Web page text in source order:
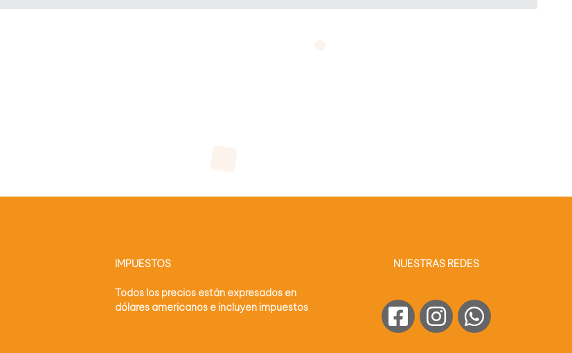
IMPUESTOS
Todos los precios están expresados en
dólares americanos e incluyen impuestos
NUESTRAS REDES